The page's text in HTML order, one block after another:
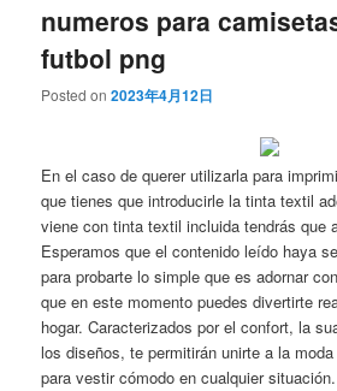
numeros para
futbol png
Posted on2023年4月12日
En el caso de querer utilizarla para
que tienes que introducirle la tinta textil
viene con tinta textil incluida tendrás que
Esperamos que el contenido leído haya
para probarte lo simple que es adornar
que en este momento puedes divertirte
hogar. Caracterizados por el confort, la
los diseños, te permitirán unirte a la moda
para vestir cómodo en cualquier situación.